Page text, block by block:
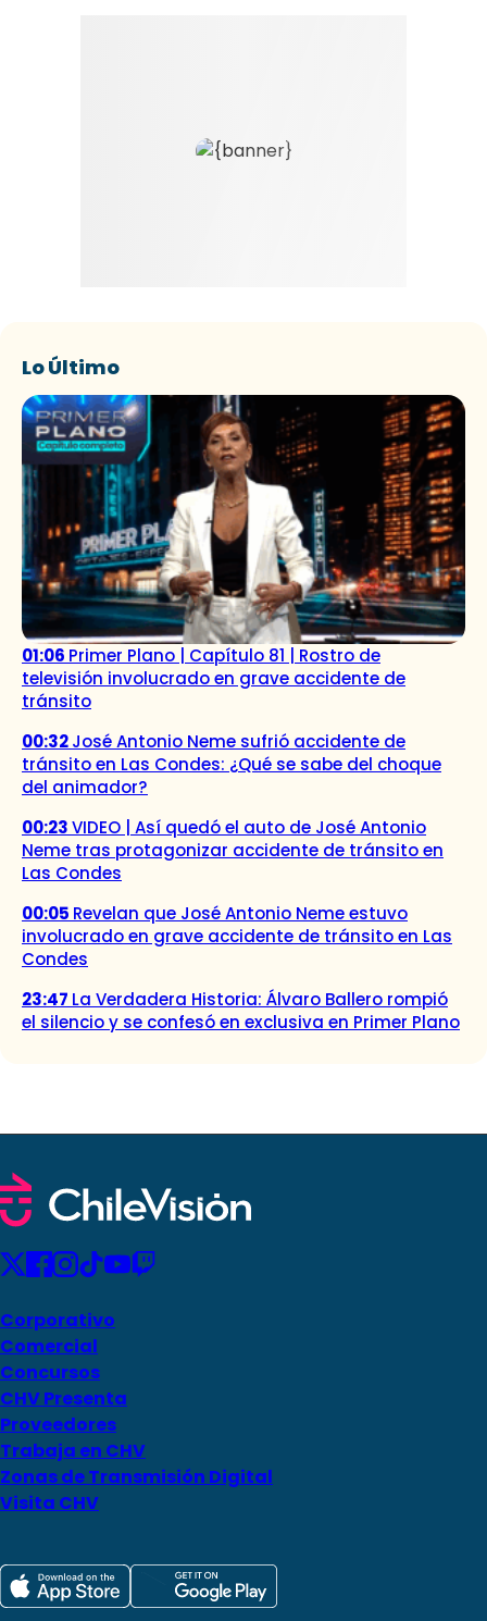
Lo Último
01:06 Primer Plano | Capítulo 81 | Rostro de
televisión involucrado en grave accidente de
tránsito
00:32José Antonio Neme sufrió accidente de
tránsito en Las Condes: ¿Qué se sabe del choque
del animador?
00:23VIDEO | Así quedó el auto de José Antonio
Neme tras protagonizar accidente de tránsito en
Las Condes
00:05 Revelan que José Antonio Neme estuvo
involucrado en grave accidente de tránsito en Las
Condes
23:47 La Verdadera Historia: Álvaro Ballero rompió
el silencio y se confesó en exclusiva en Primer Plano
Corporativo
Comercial
Concursos
CHV Presenta
Proveedores
Trabaja en CHV
Zonas de Transmisión Digital
Visita CHV